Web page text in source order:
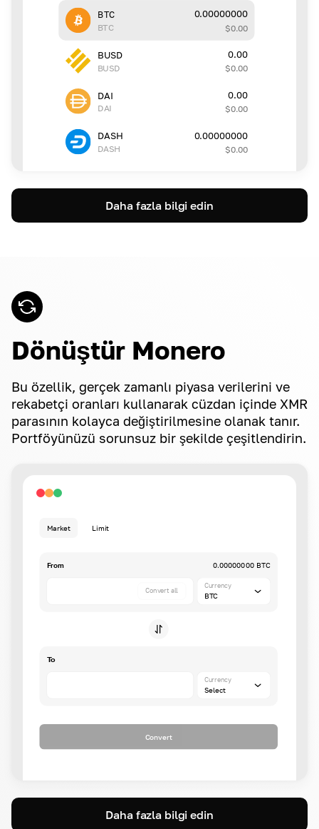
BTC
BTC
0.00000000
$0.00
BUSD
BUSD
0.00
$0.00
DAI
DAI
0.00
$0.00
DASH
DASH
0.00000000
$0.00
Daha fazla bilgi edin
Dönüştür Monero
Bu özellik, gerçek zamanlı piyasa verilerini ve
rekabetçi oranları kullanarak cüzdan içinde XMR
parasının kolayca değiştirilmesine olanak tanır.
Portföyünüzü sorunsuz bir şekilde çeşitlendirin.
Market Limit
From 0.00000000 BTC
Convert all
Currency
BTC
To
Currency
Select
Convert
Daha fazla bilgi edin